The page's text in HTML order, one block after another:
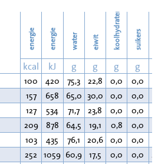
53
energie energie water eiwit koolhydraten suikers
kcal kJ g g g g
100 420 75,3 22,8 0,0 0,0
157 658 65,0 30,0 0,0 0,0
127 534 71,7 23,8 0,0 0,0
209 878 64,5 19,1 0,8 0,0
103 435 76,1 20,6 0,0 0,0
252 1059 60,9 17,5 0,0 0,0